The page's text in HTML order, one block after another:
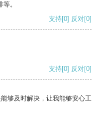
。
支持[0] 反对[0]
支持[0] 反对[0]
够及时解决，让我能够安心工